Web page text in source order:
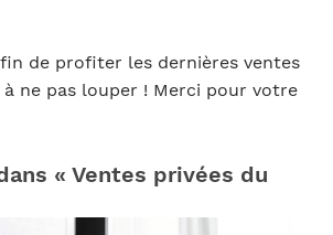
de profiter les dernières ventes
à ne pas louper ! Merci pour votre
« Ventes privées du